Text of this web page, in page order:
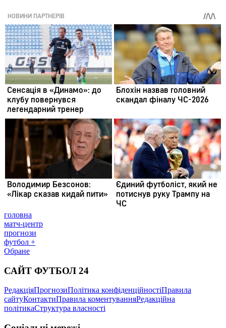
головна
матч-центр
прогнози
футбол +
Обране
САЙТ ФУТБОЛ 24
РедакціяПрогнозиПолітика конфіденційностіПравила
сайтуКонтактиПравила коментуванняРедакційна
політикаСтруктура власності